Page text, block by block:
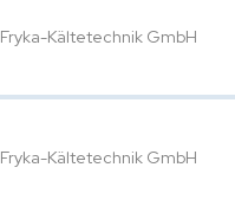
Fryka-Kältetechnik GmbH
Fryka-Kältetechnik GmbH